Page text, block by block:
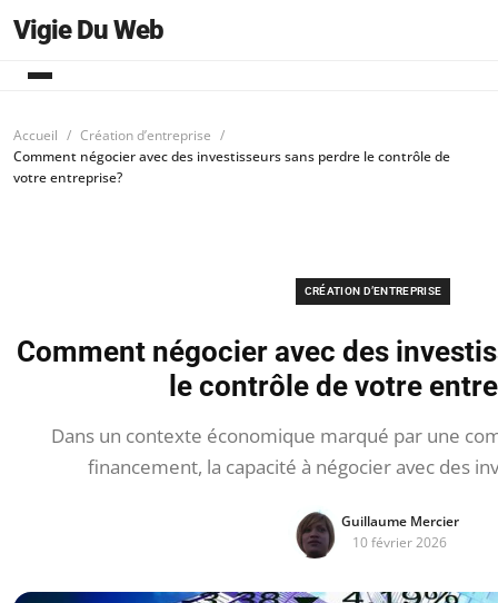
Vigie Du Web
Accueil
Création d’entreprise
Comment négocier avec des investisseurs sans perdre le contrôle de
votre entreprise?
CRÉATION D’ENTREPRISE
Comment négocier avec des
le contrôle de votre
Dans un contexte économique marqué par une
financement, la capacité à négocier avec des
Guillaume Mercier
10 février 2026